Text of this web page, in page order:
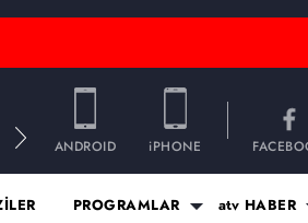
ANDROID iPHONE
PROGRAMLAR atv HABER